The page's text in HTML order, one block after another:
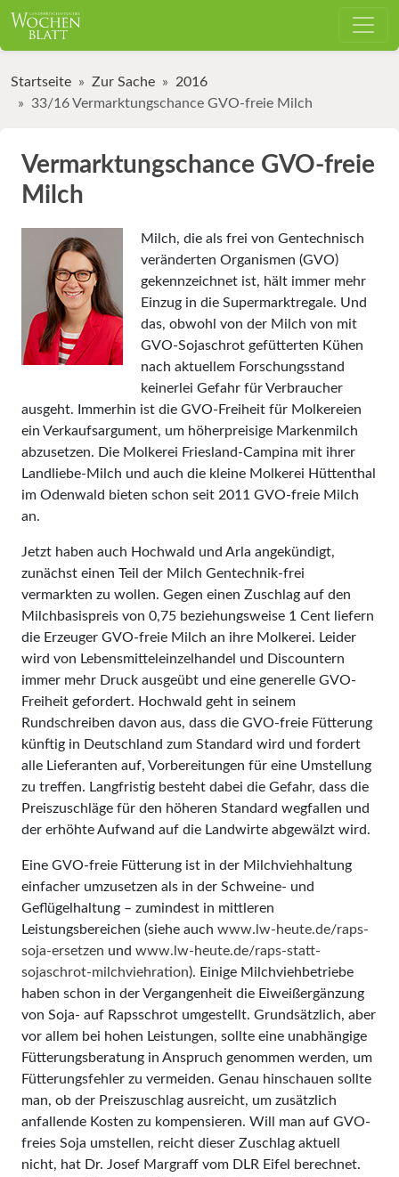
Startseite Zur Sache
2016
33/16 Vermarktungschance GVO-freie Milch
Vermarktungschance GVO-freie
Milch
Milch, die als frei von Gentechnisch
veränderten Organismen (GVO)
gekennzeichnet ist, hält immer mehr
Einzug in die Supermarktregale. Und
das, obwohl von der Milch von mit
GVO-Sojaschrot gefütterten Kühen
nach aktuellem Forschungsstand
keinerlei Gefahr für Verbraucher
ausgeht. Immerhin ist die GVO-Freiheit für Molkereien
ein Verkaufsargument, um höherpreisige Markenmilch
abzusetzen. Die Molkerei Friesland-Campina mit ihrer
Landliebe-Milch und auch die kleine Molkerei Hüttenthal
im Odenwald bieten schon seit 2011 GVO-freie Milch
an.
Jetzt haben auch Hochwald und Arla angekündigt,
zunächst einen Teil der Milch Gentechnik-frei
vermarkten zu wollen. Gegen einen Zuschlag auf den
Milchbasispreis von 0,75 beziehungsweise 1 Cent liefern
die Erzeuger GVO-freie Milch an ihre Molkerei. Leider
wird von Lebensmittel­einzel­handel und Discountern
immer mehr Druck ausgeübt und eine generelle GVO-
Freiheit gefordert. Hochwald geht in seinem
Rundschreiben davon aus, dass die GVO-freie Fütterung
künftig in Deutschland zum Standard wird und fordert
alle Lieferanten auf, Vorbereitungen für eine Umstellung
zu treffen. Langfristig besteht dabei die Gefahr, dass die
Preiszuschläge für den höheren Standard wegfallen und
der erhöhte Aufwand auf die Landwirte abgewälzt wird.
Eine GVO-freie Fütterung ist in der Milchviehhaltung
einfacher umzusetzen als in der Schweine- und
Geflügelhaltung – zumindest in mittleren
Leistungsbereichen (siehe auch www.lw-heute.de/raps-
soja-ersetzen und www.lw-heute.de/raps-statt-
sojaschrot-milchviehration). Einige Milchviehbetriebe
haben schon in der Vergangenheit die Eiweiß­er­gän­zung
von Soja- auf Rapsschrot umgestellt. Grundsätzlich, aber
vor allem bei hohen Leistungen, sollte eine unabhängige
Fütterungsberatung in Anspruch genommen werden, um
Fütterungsfehler zu vermeiden. Genau hinschauen sollte
man, ob der Preiszuschlag ausreicht, um zusätzlich
anfallende Kosten zu kompensieren. Will man auf GVO-
freies Soja umstellen, reicht dieser Zuschlag aktuell
nicht, hat Dr. Josef Margraff vom DLR Eifel berechnet.